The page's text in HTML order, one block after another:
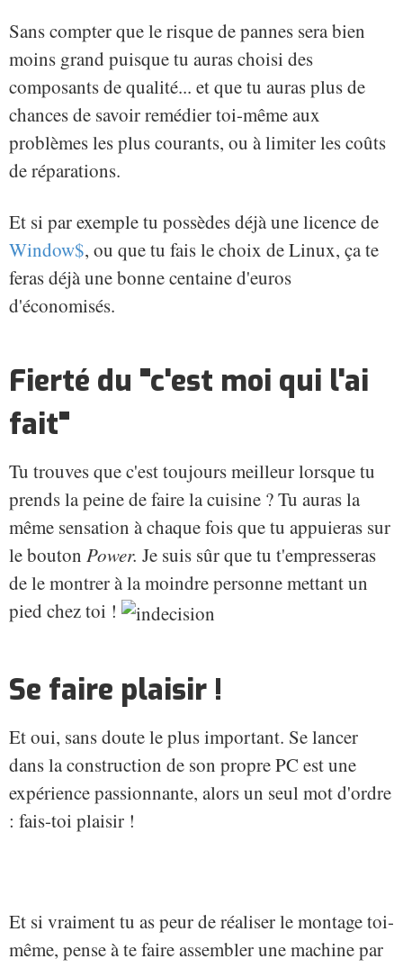
Sans compter que le risque de pannes sera bien
moins grand puisque tu auras choisi des
composants de qualité... et que tu auras plus de
chances de savoir remédier toi-même aux
problèmes les plus courants, ou à limiter les coûts
de réparations.
Et si par exemple tu possèdes déjà une licence de
Window$, ou que tu fais le choix de Linux, ça te
feras déjà une bonne centaine d'euros
d'économisés.
Fierté du "c'est moi qui l'ai
fait"
Tu trouves que c'est toujours meilleur lorsque tu
prends la peine de faire la cuisine ? Tu auras la
même sensation à chaque fois que tu appuieras sur
le bouton Power. Je suis sûr que tu t'empresseras
de le montrer à la moindre personne mettant un
pied chez toi !
Se faire plaisir !
Et oui, sans doute le plus important. Se lancer
dans la construction de son propre PC est une
expérience passionnante, alors un seul mot d'ordre
: fais-toi plaisir !
Et si vraiment tu as peur de réaliser le montage toi-
même, pense à te faire assembler une machine par